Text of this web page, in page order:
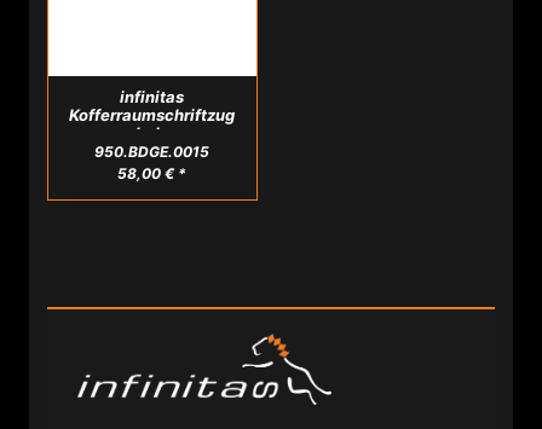
infinitas
Kofferraumschriftzug
erhaben
950.BDGE.0015
58,00 € *